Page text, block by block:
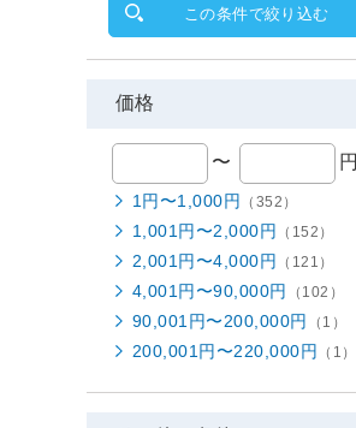
この条件で絞り込む
価格
〜 円
1円〜1,000円 （352）
1,001円〜2,000円 （152）
2,001円〜4,000円 （121）
4,001円〜90,000円 （102）
90,001円〜200,000円 （1）
200,001円〜220,000円 （1）